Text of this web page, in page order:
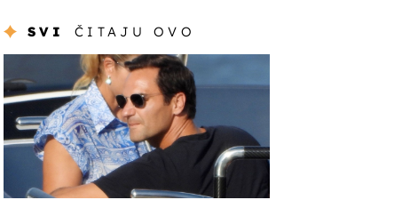
SVI ČITAJU OVO